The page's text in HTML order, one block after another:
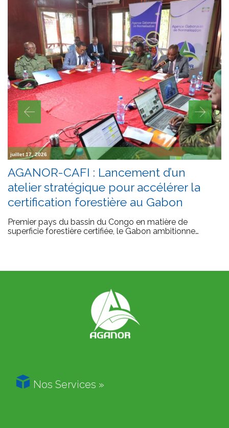
juillet 17, 2026
AGANOR-CAFI : Lancement d’un
atelier stratégique pour accélérer la
certification forestière au Gabon
Premier pays du bassin du Congo en matière de
superficie forestière certifiée, le Gabon ambitionne…
 Nos Services »